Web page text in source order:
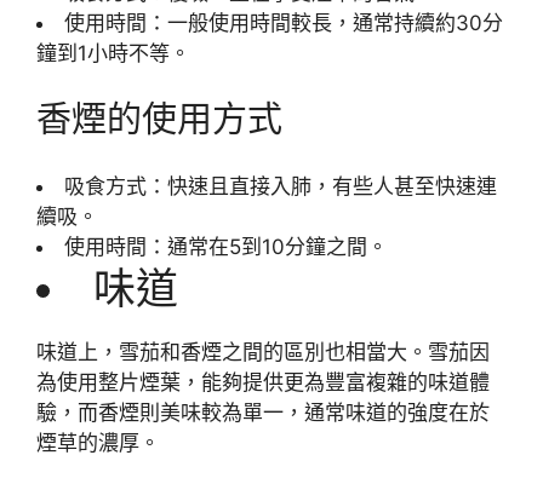
使用時間：一般使用時間較長，通常持續約30分
鐘到1小時不等。
香煙的使用方式
吸食方式：快速且直接入肺，有些人甚至快速連
續吸。
使用時間：通常在5到10分鐘之間。
味道
味道上，雪茄和香煙之間的區別也相當大。雪茄因
為使用整片煙葉，能夠提供更為豐富複雜的味道體
驗，而香煙則美味較為單一，通常味道的強度在於
煙草的濃厚。